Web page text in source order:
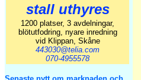
stall uthyres
1200 platser, 3 avdelningar,
blötutfodring, nyare inredning
vid Klippan, Skåne
443030@telia.com
070-4955578